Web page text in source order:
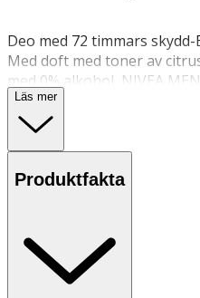
Deo med 72 timmars
Med doft med toner av
med 0% alkohol NIVEA
Mini är en deo roll-on i
timmars effektivt skydd
ämnen hjälper dig att hålla
förhindrar dålig lukt.
MEN deodorant passar alla
etylalkohol. Dermatologiskt
som vill ha maximalt skydd
Läs mer
Produktfakta